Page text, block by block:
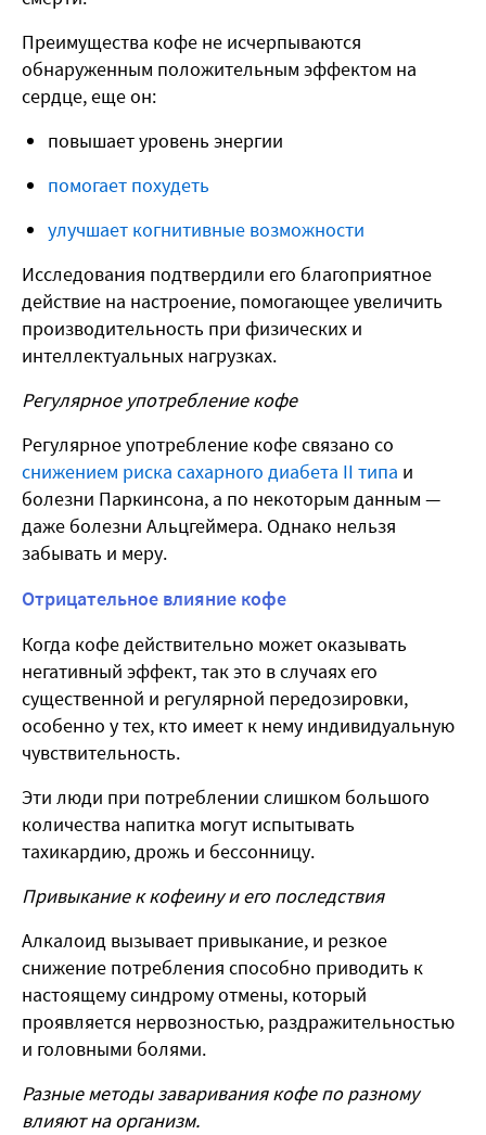
Преимущества кофе не исчерпываются
обнаруженным положительным эффектом на
сердце, еще он:
повышает уровень энергии
помогает похудеть
улучшает когнитивные возможности
Исследования подтвердили его благоприятное
действие на настроение, помогающее увеличить
производительность при физических и
интеллектуальных нагрузках.
Регулярное употребление кофе
Регулярное употребление кофе связано со
снижением риска сахарного диабета II типа и
болезни Паркинсона, а по некоторым данным —
даже болезни Альцгеймера. Однако нельзя
забывать и меру.
Отрицательное влияние кофе
Когда кофе действительно может оказывать
негативный эффект, так это в случаях его
существенной и регулярной передозировки,
особенно у тех, кто имеет к нему индивидуальную
чувствительность.
Эти люди при потреблении слишком большого
количества напитка могут испытывать
тахикардию, дрожь и бессонницу.
Привыкание к кофеину и его последствия
Алкалоид вызывает привыкание, и резкое
снижение потребления способно приводить к
настоящему синдрому отмены, который
проявляется нервозностью, раздражительностью
и головными болями.
Разные методы заваривания кофе по разному
влияют на организм.